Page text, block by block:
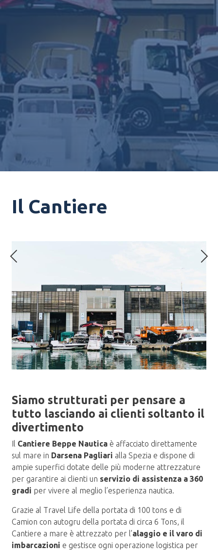
Il Cantiere
Siamo strutturati per pensare a
tutto lasciando ai clienti soltanto il
divertimento
Il Cantiere Beppe Nautica è affacciato direttamente
sul mare in Darsena Pagliari alla Spezia e dispone di
ampie superfici dotate delle più moderne attrezzature
per garantire ai clienti un servizio di assistenza a 360
gradi per vivere al meglio l’esperienza nautica.
Grazie al Travel Life della portata di 100 tons e di
Camion con autogru della portata di circa 6 Tons, il
Cantiere a mare è attrezzato per l’alaggio e il varo di
imbarcazioni e gestisce ogni operazione logistica per